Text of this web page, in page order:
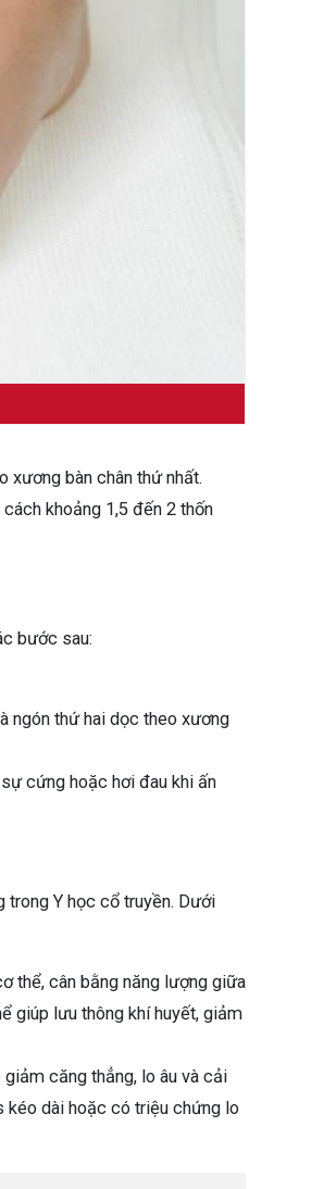
xương bàn chân thứ nhất.
khoảng 1,5 đến 2 thốn
bước sau:
ngón thứ hai dọc theo xương
cứng hoặc hơi đau khi ấn
trong Y học cổ truyền. Dưới
thể, cân bằng năng lượng giữa
giúp lưu thông khí huyết, giảm
căng thẳng, lo âu và cải
kéo dài hoặc có triệu chứng lo